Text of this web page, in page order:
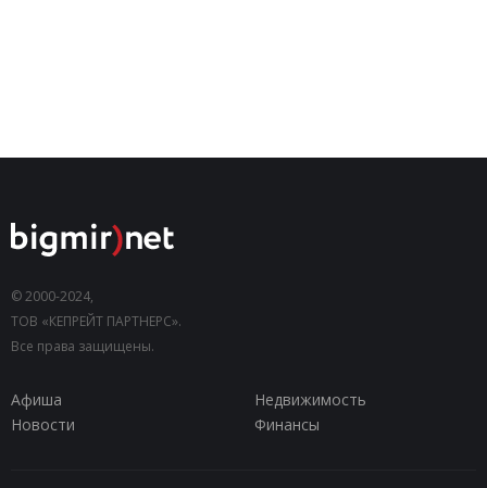
© 2000-2024,
ТОВ «КЕПРЕЙТ ПАРТНЕРС».
Все права защищены.
Афиша
Недвижимость
Новости
Финансы